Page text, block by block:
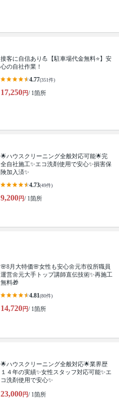
接客に自信あり💪【駐車場代金無料⭐️】安
心の自社作業！
4.77(351件)
17,250円/ 1箇所
🌟ハウスクリーニング全般対応可能🌟完
全自社施工✨エコ洗剤使用で安心✨損害保
険加入済✨
4.73(49件)
9,200円/ 1箇所
🌸8月大特価🌸女性も安心🌼元市役所職員
運営🌼元大手トップ講師直伝技術✨再施工
無料🎁
4.81(80件)
14,720円/ 1箇所
🌟ハウスクリーニング全般対応🌟業界歴
１４年の実績✨女性スタッフ対応可能✨エ
コ洗剤使用で安心✨
23,000円/ 1箇所